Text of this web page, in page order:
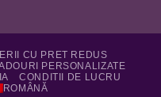
CU PRET REDUS
PERSONALIZATE
CONDITII DE LUCRU
ROMÂNĂ